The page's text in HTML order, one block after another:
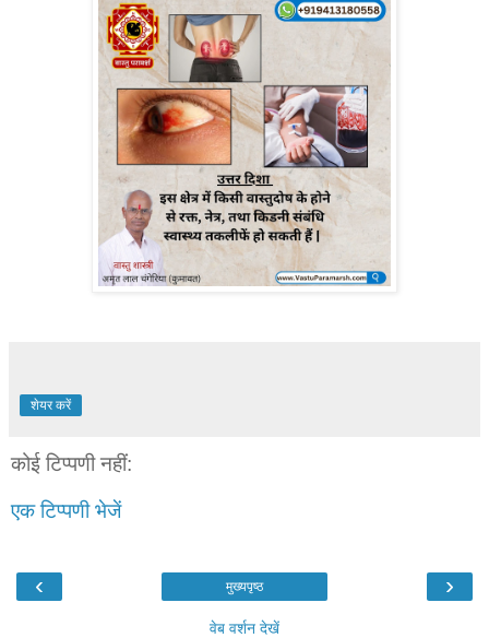
शेयर करें
कोई टिप्पणी नहीं:
एक टिप्पणी भेजें
‹ ›
मुख्यपृष्ठ
वेब वर्शन देखें